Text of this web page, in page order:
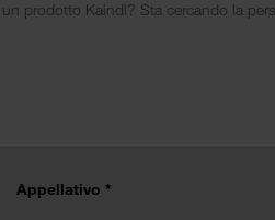
prodotto Kaindl? Sta cercando la